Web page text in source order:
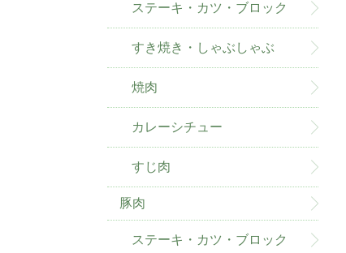
ステーキ・カツ・ブロック
すき焼き・しゃぶしゃぶ
焼肉
カレーシチュー
すじ肉
豚肉
ステーキ・カツ・ブロック